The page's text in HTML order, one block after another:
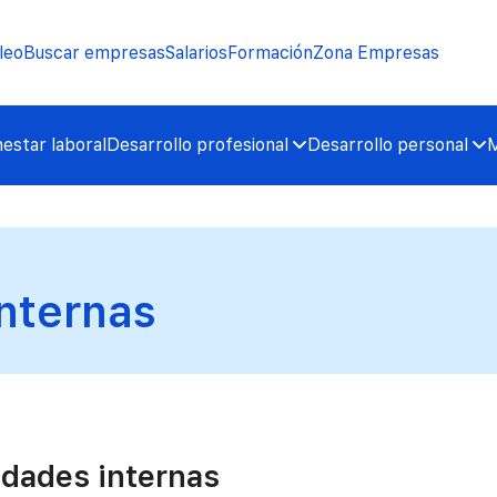
Buscar empresasSalariosFormaciónZona Empresas
laboralDesarrollo profesional Desarrollo personal
internas